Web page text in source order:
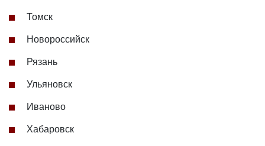
Томск
Новороссийск
Рязань
Ульяновск
Иваново
Хабаровск